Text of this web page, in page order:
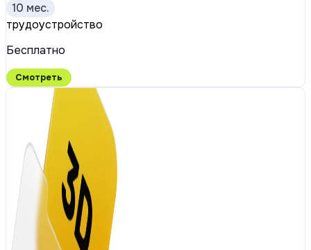
10 мес.
трудоустройство
Бесплатно
Смотреть